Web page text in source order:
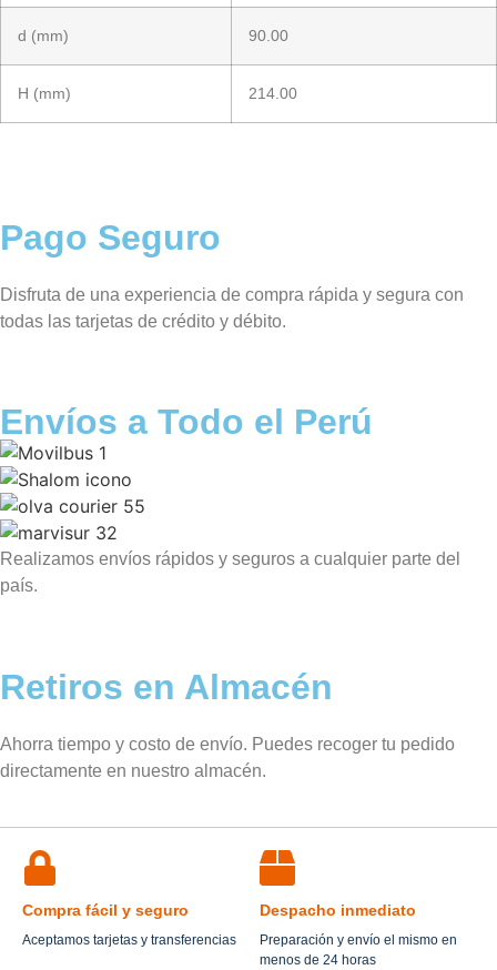
d (mm) 90.00
H (mm) 214.00
Pago Seguro
Disfruta de una experiencia de compra rápida y segura con
todas las tarjetas de crédito y débito.
Envíos a Todo el Perú
Realizamos envíos rápidos y seguros a cualquier parte del
país.
Retiros en Almacén
Ahorra tiempo y costo de envío. Puedes recoger tu pedido
directamente en nuestro almacén.
Compra fácil y seguro
Aceptamos tarjetas y transferencias
Despacho inmediato
Preparación y envío el mismo en
menos de 24 horas